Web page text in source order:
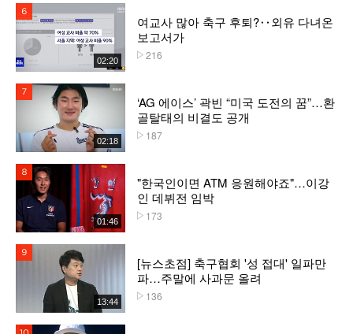
02:20
여교사 많아 축구 후퇴?‥외유 다녀온
보고서가
216
02:18
‘AG 에이스’ 곽빈 “미국 도전의 꿈”…환
골탈태의 비결도 공개
187
01:46
"한국인이면 ATM 응원해야죠"…이강
인 데뷔전 임박
173
13:44
[뉴스초점] 축구협회 '성 접대' 일파만
파…주말에 사과문 올려
136